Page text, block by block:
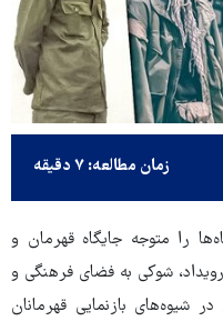
زمان مطالعه: ۷ دقیقه
را متوجه جایگاه قهرمان و
شوکی به فضای فرهنگی و
شیوه‌های بازنمایی قهرمانان